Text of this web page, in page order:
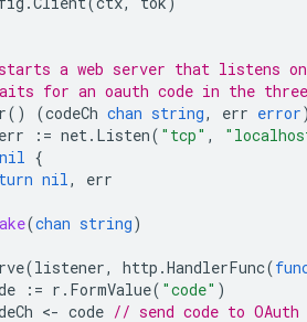
starts a web server that listens
for an oauth code in the
() (codeCh chan string, err error
err := net. Listen( "tcp" ,
nil {
nil,
err
(chan string)
(listener, http .HandlerFunc(
:= r . FormValue( "code" )
<- code // send code to